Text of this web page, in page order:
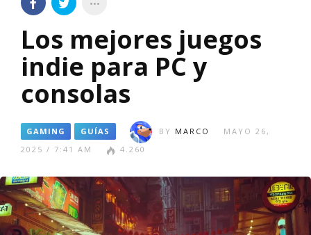
Los mejores juegos
indie para PC y
consolas
GAMING GUÍAS BY MARCO
MAYO 26,
2025 / 7:41 AM
4.260